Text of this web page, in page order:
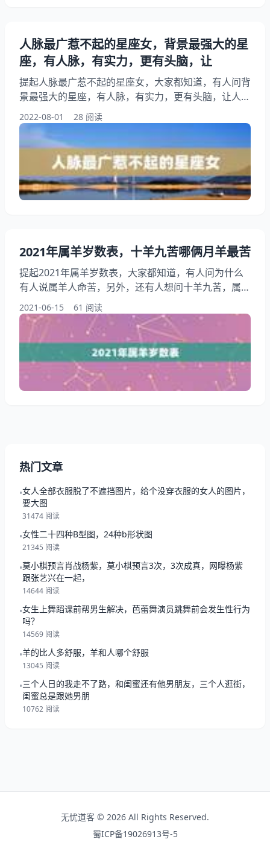
人脉最广惹不起的星座女，背景最强大的星
座，有人脉，有实力，更有头脑，让
提起人脉最广惹不起的星座女，大家都知道，有人问背
景最强大的星座，有人脉，有实力，更有头脑，让人招
惹不起，是哪些星座？另外，还有人想问所有人不敢招
惹的星座女，你知道这是怎么回事？其实放得开,人脉
最广,面子最大的星座有哪些?下面就一起来看看背景最
强大的星座，有人脉，有实力，更有头脑，让人招惹不
起，是哪些星座？希望能够帮助到大家！ 人脉最广惹
不起的星座女 1、背景最强大的星座，有人脉，有实
力，更有头脑
2022-08-01 28 阅读
2021年属羊岁数表，十羊九苦哪俩月羊最苦
提起2021年属羊岁数表，大家都知道，有人问为什么
有人说属羊人命苦，另外，还有人想问十羊九苦，属羊
人最苦命的出生月份，你身边有吗，你知道这是怎么回
事？其实羊命几月最苦，下面就一起来看看十羊九苦哪
俩月羊最苦，希望能够帮助到大家！ 2021年属羊岁数
表 1、属羊几月出生命苦：9、12月 出生于九月寒露时
节的羊羊们身体十分不好，从小到老全身是病，而且家
庭不和睦，命里也没有贵人
2021-06-15 61 阅读
热门文章
•女人全部衣服脱了不遮挡图片，给个没穿衣服的女人的图片，
要大图
31474 阅读
•女性二十四种B型图，24种b形状图
21345 阅读
•莫小棋预言肖战杨紫，莫小棋预言3次，3次成真，网曝杨紫
跟张艺兴在一起，
14644 阅读
•女生上舞蹈课前帮男生解决，芭蕾舞演员跳舞前会发生性行为
吗？
14569 阅读
•羊的比人多舒服，羊和人哪个舒服
13045 阅读
•三个人日的我走不了路，和闺蜜还有他男朋友，三个人逛街，
闺蜜总是跟她男朋
10762 阅读
无忧道客 © 2026 All Rights Reserved.
蜀ICP备19026913号-5